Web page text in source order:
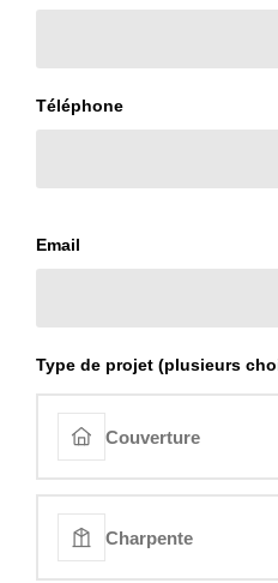
Téléphone
Email
Type de projet (plusieurs
Couverture
Charpente